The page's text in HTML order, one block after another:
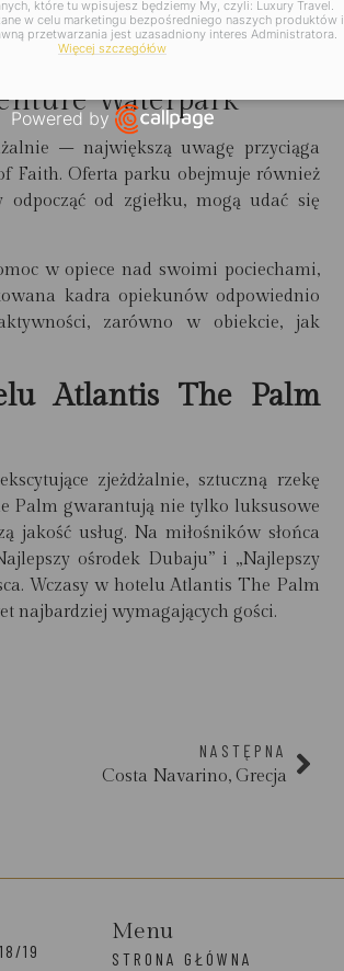
bez wizyty
Waterpark
– największą uwagę przyciąga
Faith. Oferta parku obejmuje również
od zgiełku, mogą udać się
w opiece nad swoimi pociechami,
kadra opiekunów odpowiednio
zarówno w obiekcie, jak
Atlantis The Palm
zjeżdżalnie, sztuczną rzekę
Palm gwarantują nie tylko luksusowe
jakość usług. Na miłośników słońca
ośrodek Dubaju”i „Najlepszy
Wczasy w hotelu Atlantis The Palm
najbardziej wymagających gości.
NASTĘPNA
Costa Navarino, Grecja
19
Menu
STRONA GŁÓWNA
które tu wpisujesz będziemy My, czyli: Luxury Travel.
w celu marketingu bezpośredniego naszych produktów i
przetwarzania jest uzasadniony interes Administratora.
Więcej szczegółów
Powered by
Open link in new window